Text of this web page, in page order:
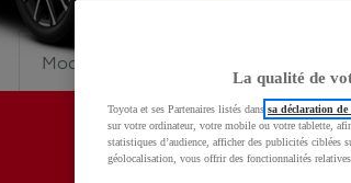
Quel modèle recherchez-vous ?
Modèle
La qualité de
Toyota et ses Partenaires listés dans sa déclaration
sur votre ordinateur, votre mobile ou votre tablette,
statistiques d’audience, afficher des publicités ciblées
géolocalisation, vous offrir des fonctionnalités relatives